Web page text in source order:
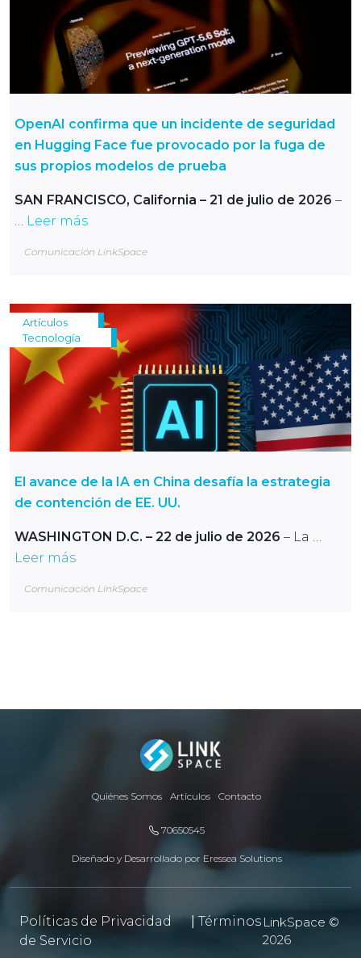
OpenAI confirma que un incidente de seguridad
en Hugging Face fue provocado por la fuga de
sus propios modelos de prueba
SAN FRANCISCO, California – 21 de julio de 2026 –
… Leer más
Comunicación LinkSpace
Artículos
Tecnología
El avance de la IA en China desafía la estrategia
de contención de EE. UU.
WASHINGTON D.C. – 22 de julio de 2026 – La …
Leer más
Comunicación LinkSpace
Quiénes Somos Artículos Contacto
70650545
Diseñado y Desarrollado por Eressea Solutions
Políticas de Privacidad |Términos
de Servicio
LinkSpace ©
2026